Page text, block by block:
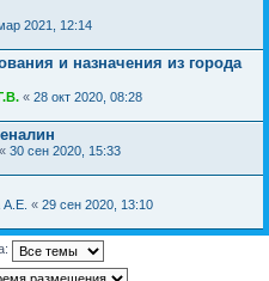
2021, 12:14
и назначения из города
« 28 окт 2020, 08:28
« 30 сен 2020, 15:33
А.Е. « 29 сен 2020, 13:10